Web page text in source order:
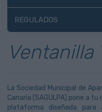
REGULADOS
Ventanilla
La Sociedad Municipal de
Canaria (SAGULPA) pone a
plataforma diseñada